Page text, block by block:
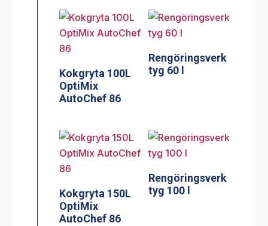
Kokgryta 100L
OptiMix
AutoChef 86
Rengöringsverk
tyg 60 l
Kokgryta 150L
OptiMix
AutoChef 86
Rengöringsverk
tyg 100 l